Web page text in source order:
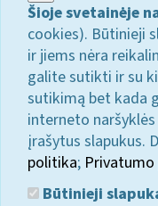
Šioje svetainėje
cookies). Būtinieji
ir jiems nėra
galite sutikti ir su
sutikimą bet kada
interneto
įrašytus slapukus.
politika;
Būtinieji